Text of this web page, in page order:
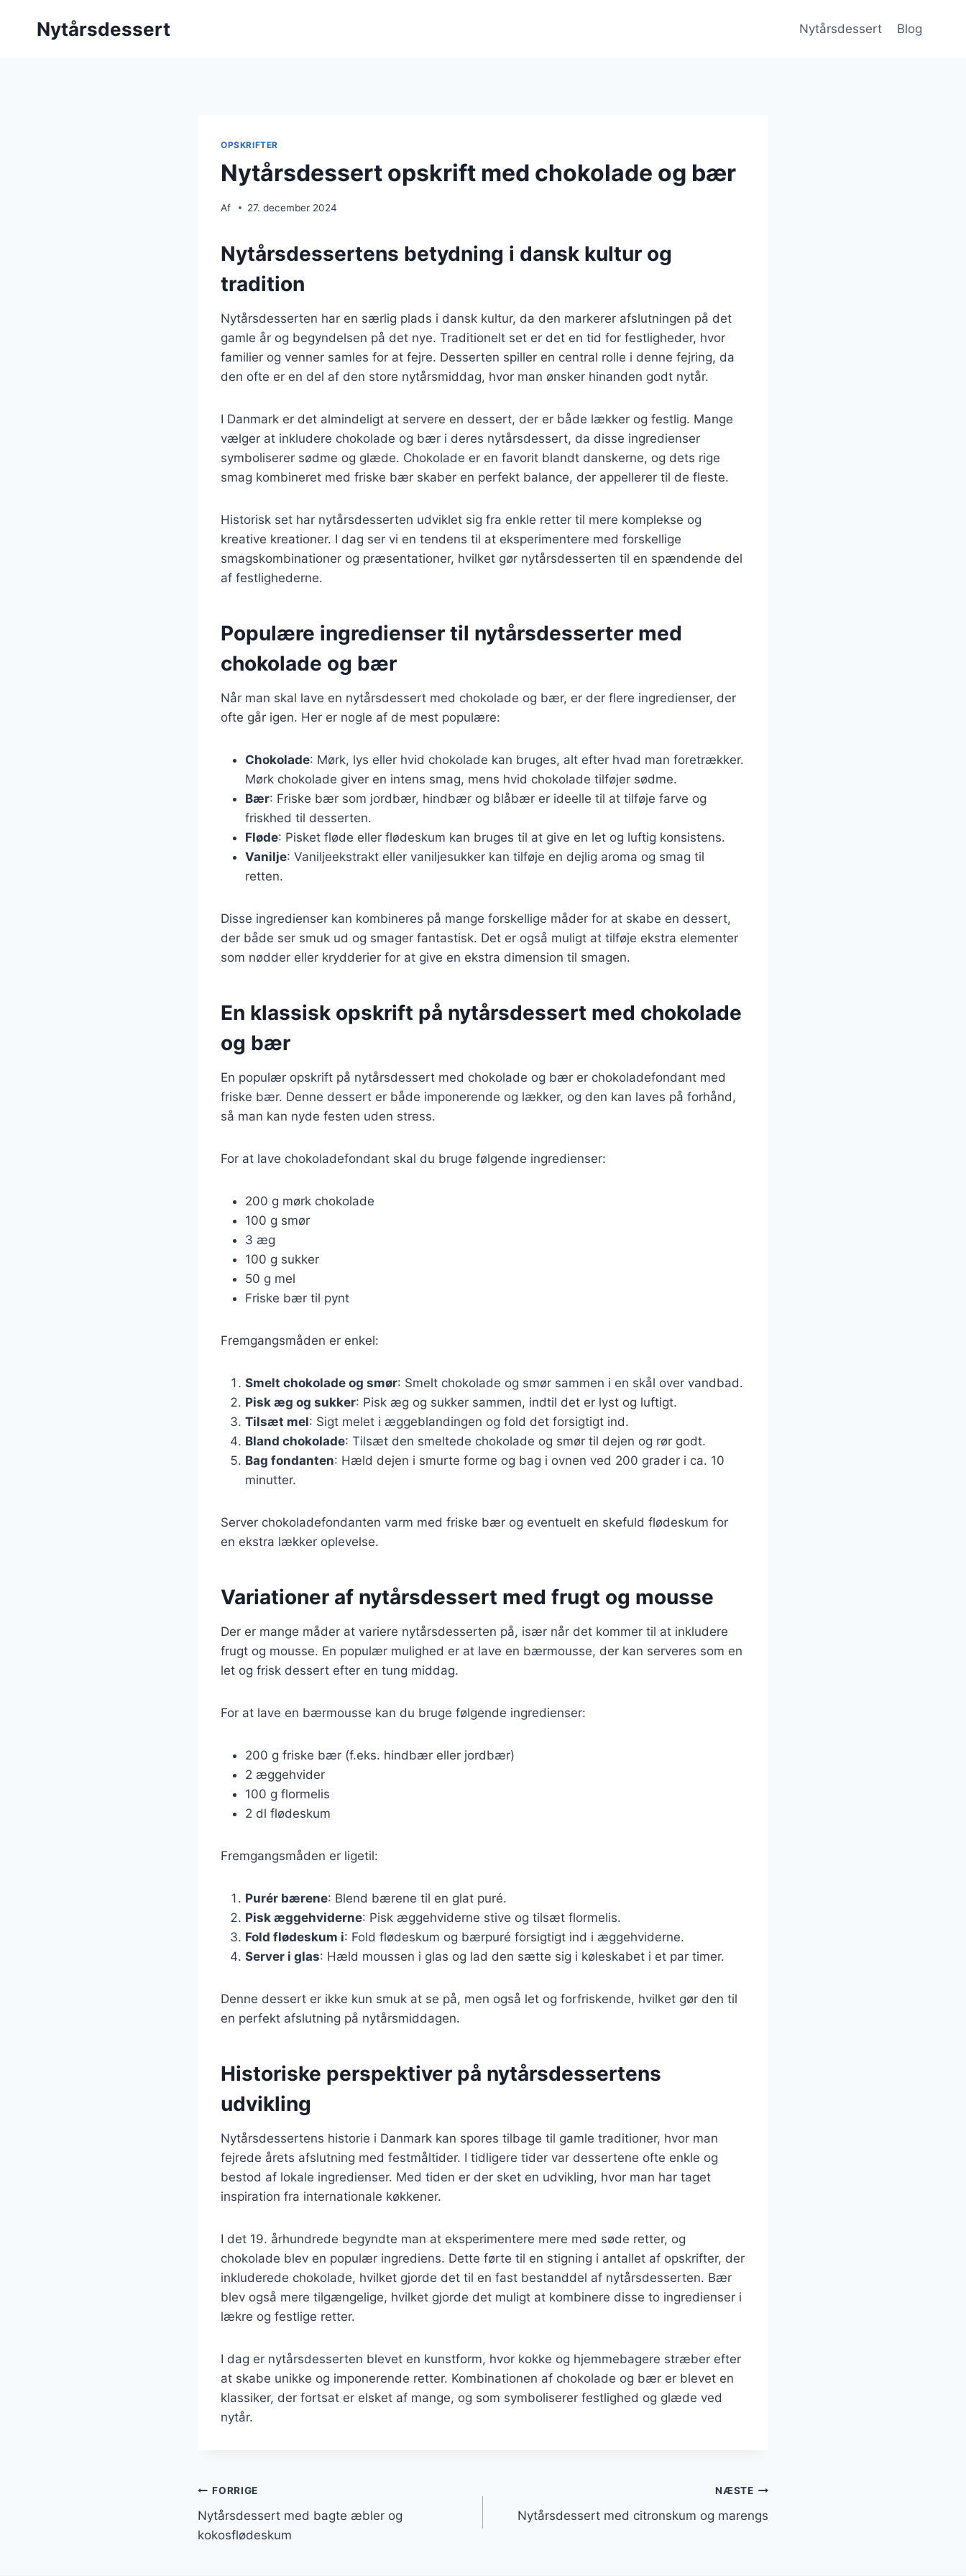
Nytårsdessert Nytårsdessert Blog
OPSKRIFTER
Nytårsdessert opskrift med chokolade og bær
Af 27. december 2024
Nytårsdessertens betydning i dansk kultur og
tradition
Nytårsdesserten har en særlig plads i dansk kultur, da den markerer afslutningen på det
gamle år og begyndelsen på det nye. Traditionelt set er det en tid for festligheder, hvor
familier og venner samles for at fejre. Desserten spiller en central rolle i denne fejring, da
den ofte er en del af den store nytårsmiddag, hvor man ønsker hinanden godt nytår.
I Danmark er det almindeligt at servere en dessert, der er både lækker og festlig. Mange
vælger at inkludere chokolade og bær i deres nytårsdessert, da disse ingredienser
symboliserer sødme og glæde. Chokolade er en favorit blandt danskerne, og dets rige
smag kombineret med friske bær skaber en perfekt balance, der appellerer til de fleste.
Historisk set har nytårsdesserten udviklet sig fra enkle retter til mere komplekse og
kreative kreationer. I dag ser vi en tendens til at eksperimentere med forskellige
smagskombinationer og præsentationer, hvilket gør nytårsdesserten til en spændende del
af festlighederne.
Populære ingredienser til nytårsdesserter med
chokolade og bær
Når man skal lave en nytårsdessert med chokolade og bær, er der flere ingredienser, der
ofte går igen. Her er nogle af de mest populære:
Chokolade: Mørk, lys eller hvid chokolade kan bruges, alt efter hvad man foretrækker.
Mørk chokolade giver en intens smag, mens hvid chokolade tilføjer sødme.
Bær: Friske bær som jordbær, hindbær og blåbær er ideelle til at tilføje farve og
friskhed til desserten.
Fløde: Pisket fløde eller flødeskum kan bruges til at give en let og luftig konsistens.
Vanilje: Vaniljeekstrakt eller vaniljesukker kan tilføje en dejlig aroma og smag til
retten.
Disse ingredienser kan kombineres på mange forskellige måder for at skabe en dessert,
der både ser smuk ud og smager fantastisk. Det er også muligt at tilføje ekstra elementer
som nødder eller krydderier for at give en ekstra dimension til smagen.
En klassisk opskrift på nytårsdessert med chokolade
og bær
En populær opskrift på nytårsdessert med chokolade og bær er chokoladefondant med
friske bær. Denne dessert er både imponerende og lækker, og den kan laves på forhånd,
så man kan nyde festen uden stress.
For at lave chokoladefondant skal du bruge følgende ingredienser:
200 g mørk chokolade
100 g smør
3 æg
100 g sukker
50 g mel
Friske bær til pynt
Fremgangsmåden er enkel:
Smelt chokolade og smør: Smelt chokolade og smør sammen i en skål over vandbad.
Pisk æg og sukker: Pisk æg og sukker sammen, indtil det er lyst og luftigt.
Tilsæt mel: Sigt melet i æggeblandingen og fold det forsigtigt ind.
Bland chokolade: Tilsæt den smeltede chokolade og smør til dejen og rør godt.
Bag fondanten: Hæld dejen i smurte forme og bag i ovnen ved 200 grader i ca. 10
minutter.
Server chokoladefondanten varm med friske bær og eventuelt en skefuld flødeskum for
en ekstra lækker oplevelse.
Variationer af nytårsdessert med frugt og mousse
Der er mange måder at variere nytårsdesserten på, især når det kommer til at inkludere
frugt og mousse. En populær mulighed er at lave en bærmousse, der kan serveres som en
let og frisk dessert efter en tung middag.
For at lave en bærmousse kan du bruge følgende ingredienser:
200 g friske bær (f.eks. hindbær eller jordbær)
2 æggehvider
100 g flormelis
2 dl flødeskum
Fremgangsmåden er ligetil:
Purér bærene: Blend bærene til en glat puré.
Pisk æggehviderne: Pisk æggehviderne stive og tilsæt flormelis.
Fold flødeskum i: Fold flødeskum og bærpuré forsigtigt ind i æggehviderne.
Server i glas: Hæld moussen i glas og lad den sætte sig i køleskabet i et par timer.
Denne dessert er ikke kun smuk at se på, men også let og forfriskende, hvilket gør den til
en perfekt afslutning på nytårsmiddagen.
Historiske perspektiver på nytårsdessertens
udvikling
Nytårsdessertens historie i Danmark kan spores tilbage til gamle traditioner, hvor man
fejrede årets afslutning med festmåltider. I tidligere tider var dessertene ofte enkle og
bestod af lokale ingredienser. Med tiden er der sket en udvikling, hvor man har taget
inspiration fra internationale køkkener.
I det 19. århundrede begyndte man at eksperimentere mere med søde retter, og
chokolade blev en populær ingrediens. Dette førte til en stigning i antallet af opskrifter, der
inkluderede chokolade, hvilket gjorde det til en fast bestanddel af nytårsdesserten. Bær
blev også mere tilgængelige, hvilket gjorde det muligt at kombinere disse to ingredienser i
lækre og festlige retter.
I dag er nytårsdesserten blevet en kunstform, hvor kokke og hjemmebagere stræber efter
at skabe unikke og imponerende retter. Kombinationen af chokolade og bær er blevet en
klassiker, der fortsat er elsket af mange, og som symboliserer festlighed og glæde ved
nytår.
Indlægsnavigation
FORRIGE
Nytårsdessert med bagte æbler og
kokosflødeskum
NÆSTE
Nytårsdessert med citronskum og marengs